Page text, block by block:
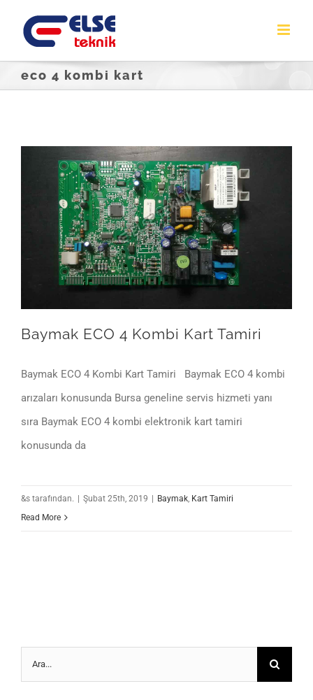
content
eco 4 kombi kart
Baymak ECO 4 Kombi Kart Tamiri
Baymak ECO 4 Kombi Kart Tamiri Baymak ECO 4 kombi
arızaları konusunda Bursa geneline servis hizmeti yanı
sıra Baymak ECO 4 kombi elektronik kart tamiri
konusunda da
&s tarafından. | Şubat 25th, 2019 | Baymak Kart Tamiri
Read More
Ara: